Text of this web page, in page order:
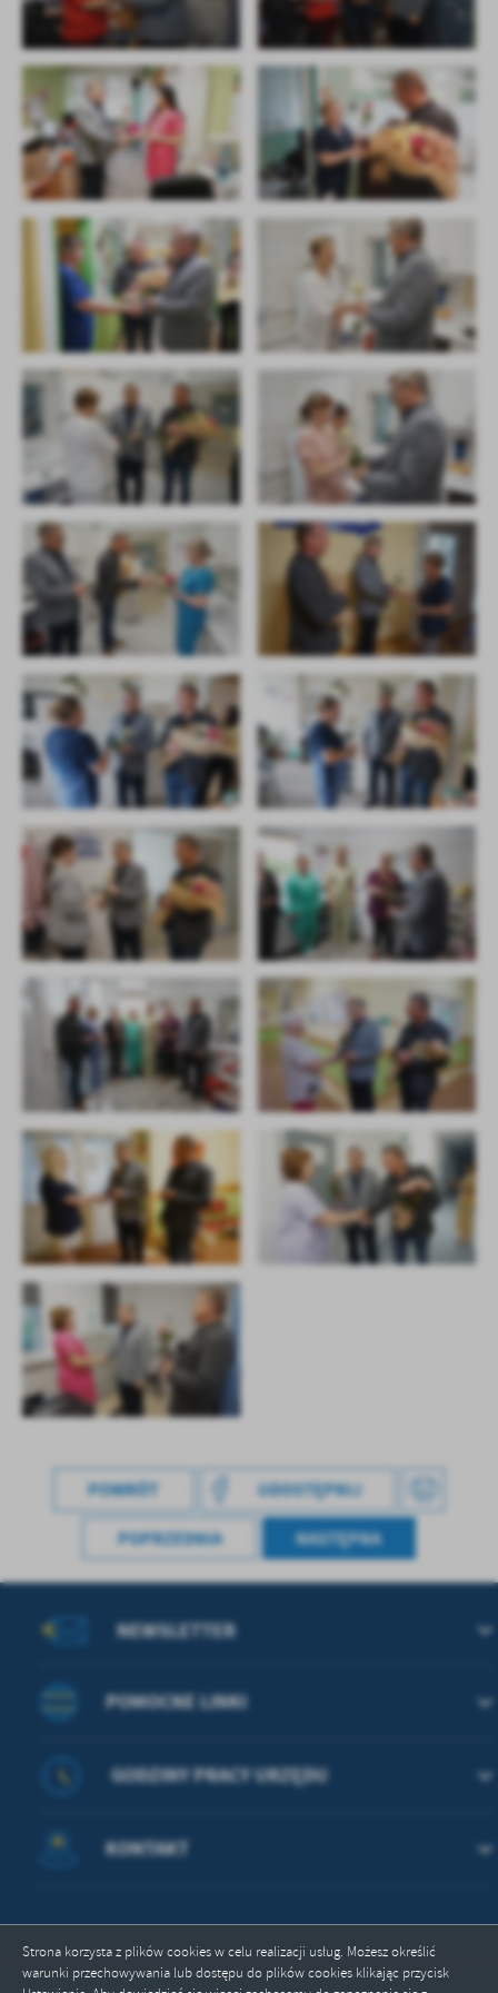
Strona korzysta z plików cookies w celu realizacji usług. Możesz określić
warunki przechowywania lub dostępu do plików cookies klikając przycisk
treści w postaci wiadomości, ofert, komunikatów mediów
społecznościowych.
POWRÓT UDOSTĘPNIJ
POPRZEDNIA NASTĘPNA
POMOCNE LINKI
NEWSLETTER
GODZINY PRACY URZĘDU
KONTAKT